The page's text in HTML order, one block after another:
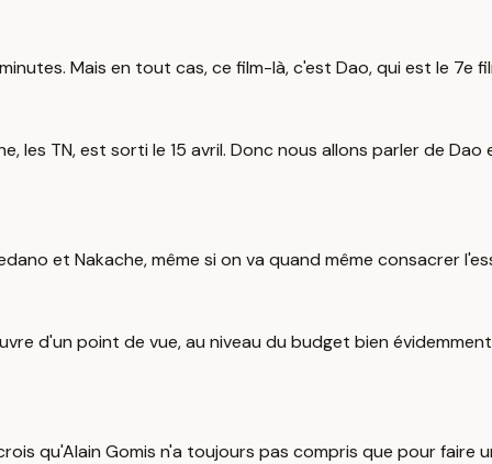
Mais en tout cas, ce film-là, c'est Dao, qui est le 7e
les TN, est sorti le 15 avril. Donc nous allons parler de
et Nakache, même si on va quand même consacrer
d'un point de vue, au niveau du budget bien
qu'Alain Gomis n'a toujours pas compris que pour faire